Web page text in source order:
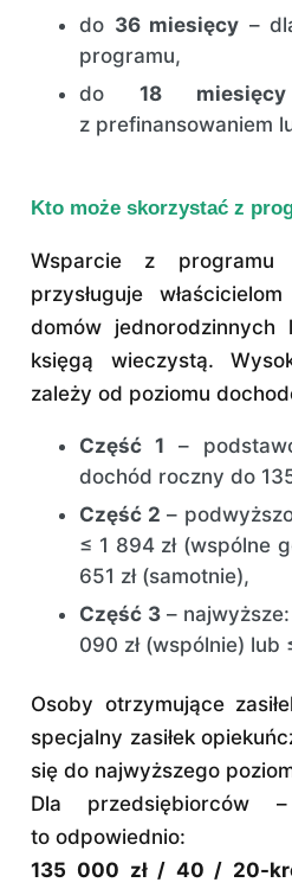
do 36 miesięcy –
programu,
do18 miesięcy
z prefinansowaniem
Kto może skorzystać z
Wsparcie z programu
przysługuje
domów
księgą wieczystą.
zależy od poziomu
Część 1 –
dochód roczny do
Część 2 –
≤ 1 894 zł (wspólne
651 zł (samotnie),
Część 3–
090 zł (wspólnie) lub
Osoby otrzymujące
specjalny zasiłek
się do najwyższego
Dla przedsiębiorców
to odpowiednio:
135 000 zł / 40 / 20-